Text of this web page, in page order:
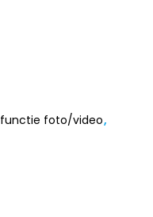
functie foto/video,